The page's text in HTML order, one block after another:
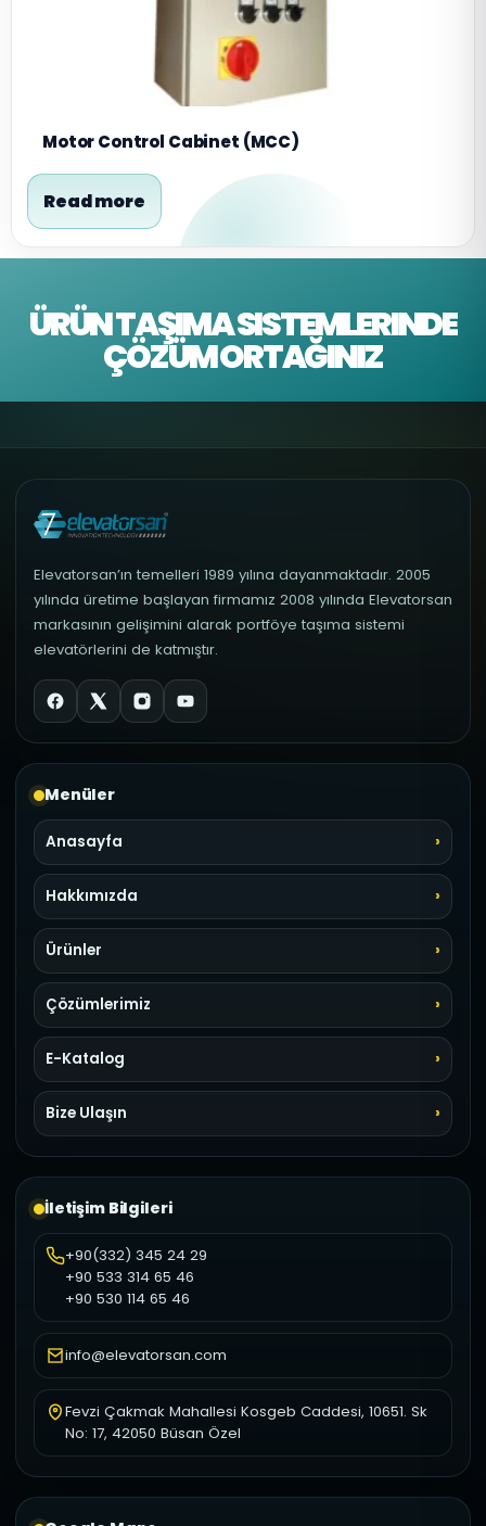
Motor Control Cabinet (MCC)
Read more
ÜRÜN TAŞIMA SISTEMLERINDE
ÇÖZÜM ORTAĞINIZ
Elevatorsan’ın temelleri 1989 yılına dayanmaktadır. 2005
yılında üretime başlayan firmamız 2008 yılında Elevatorsan
markasının gelişimini alarak portföye taşıma sistemi
elevatörlerini de katmıştır.
Menüler
Anasayfa
Hakkımızda
Ürünler
Çözümlerimiz
E-Katalog
Bize Ulaşın
İletişim Bilgileri
+90(332) 345 24 29
+90 533 314 65 46
+90 530 114 65 46
info@elevatorsan.com
Fevzi Çakmak Mahallesi Kosgeb Caddesi, 10651. Sk
No: 17, 42050 Büsan Özel